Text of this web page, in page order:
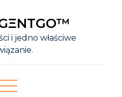
i jedno właściwe